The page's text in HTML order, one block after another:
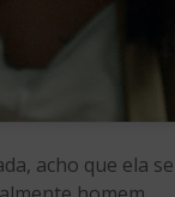
acho que ela